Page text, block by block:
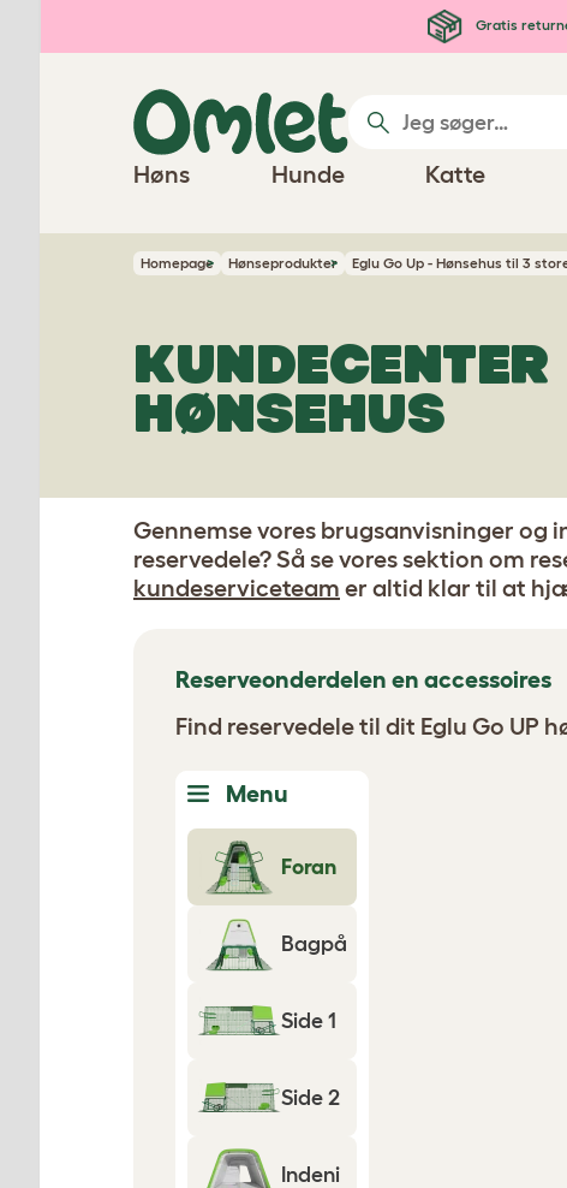
Gratis
Høns Hunde Katte
Homepage Hønseprodukter Eglu Go Up - Hønsehus til 3
HØNSEHUS
Gennemse vores brugsanvisninger
reservedele? Så se vores sektion om
kundeserviceteam er altid klar til at
Reserveonderdelen en accessoires
Find reservedele til dit Eglu Go UP
Menu
Foran
Bagpå
Side 1
Side 2
Indeni